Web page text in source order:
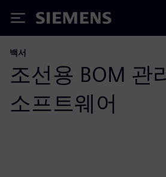
Siemens
백서
조선용 BOM 관
소프트웨어